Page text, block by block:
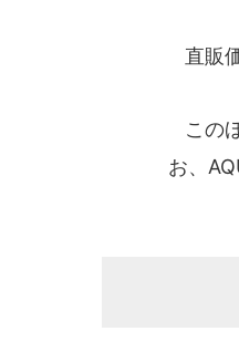
直販
この
お、